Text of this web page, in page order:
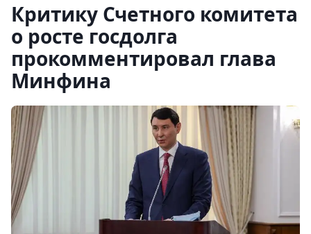
Критику Счетного комитета
о росте госдолга
прокомментировал глава
Минфина